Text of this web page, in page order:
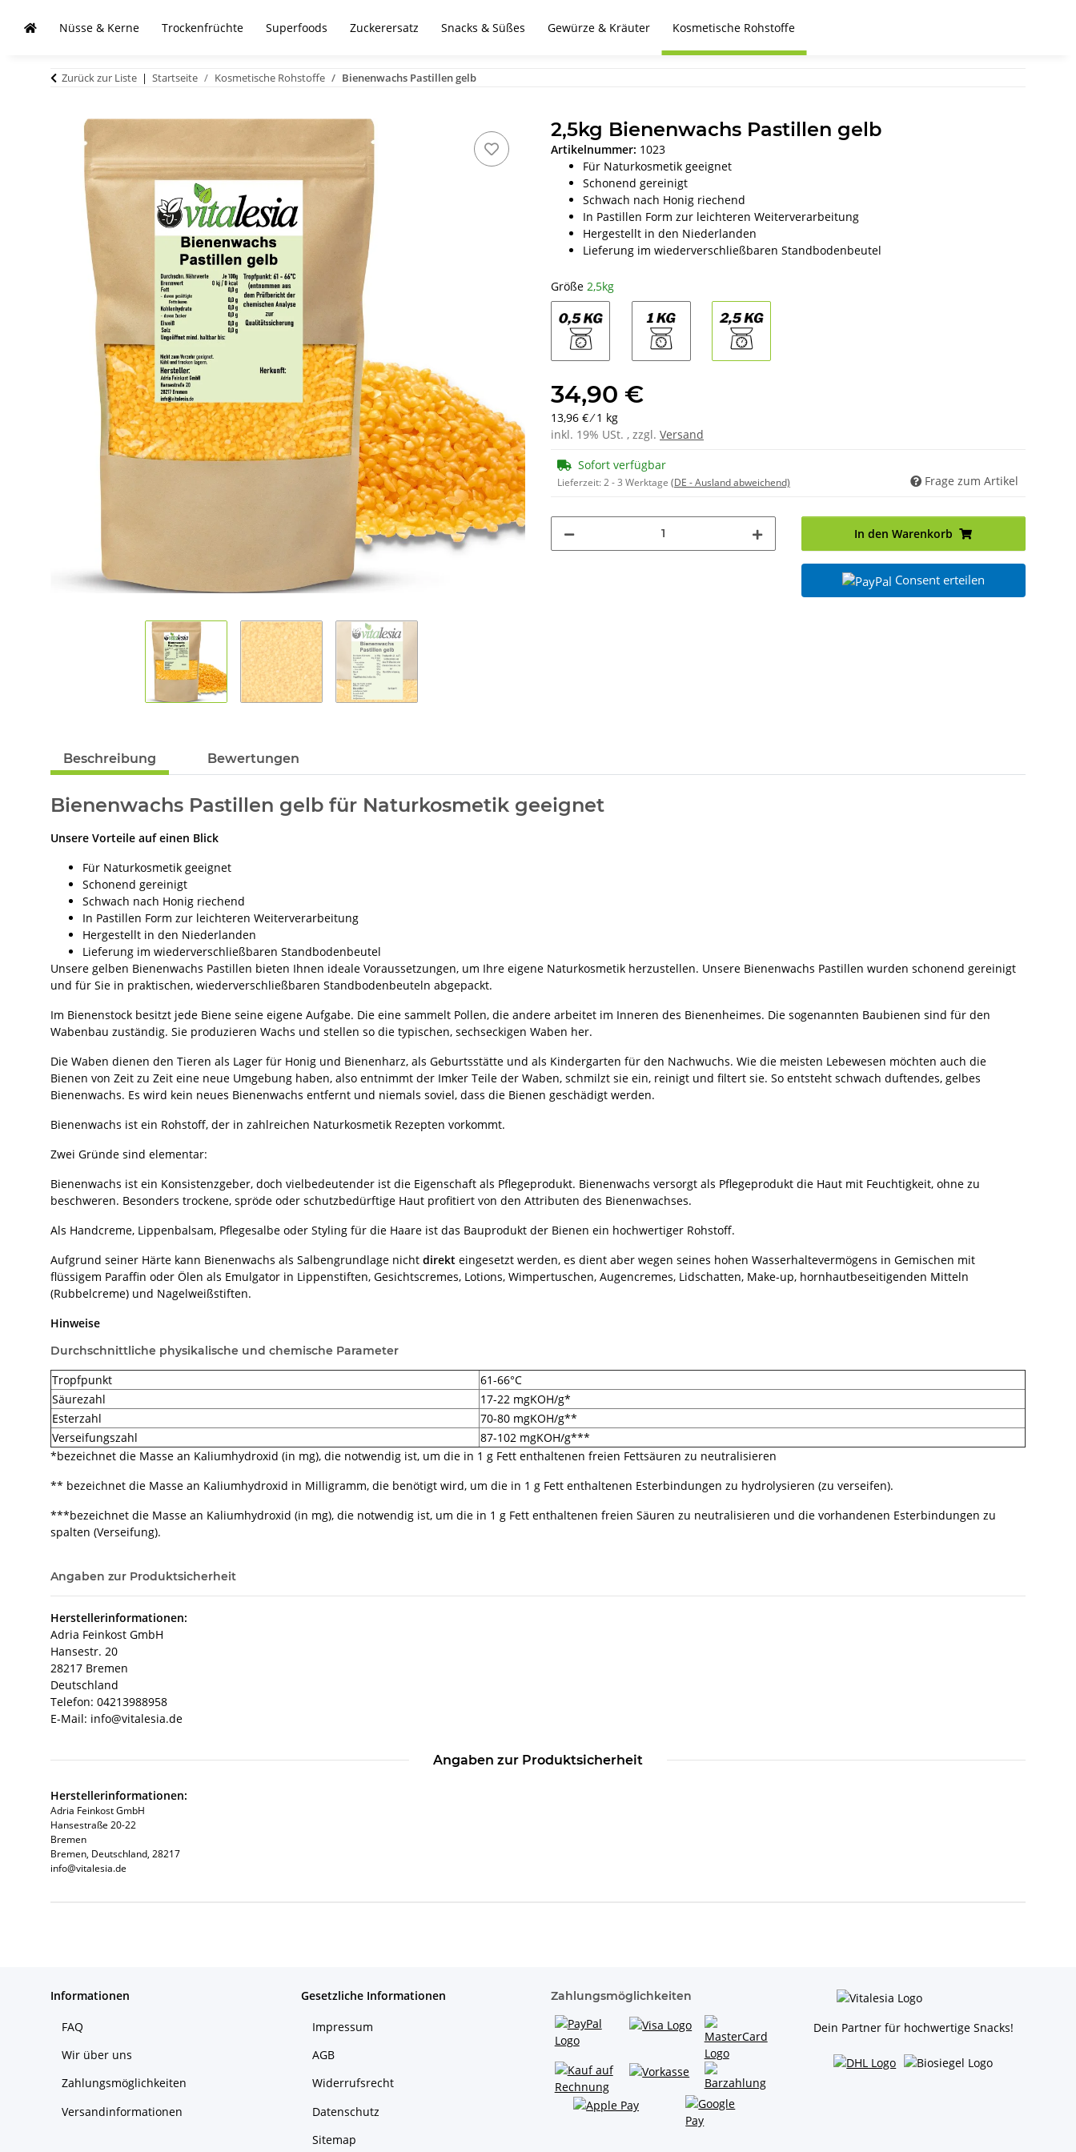
Nüsse & Kerne Trockenfrüchte Superfoods Zuckerersatz Snacks & Süßes Gewürze & Kräuter Kosmetische Rohstoffe
Zurück zur Liste Startseite Kosmetische Rohstoffe Bienenwachs Pastillen gelb
2,5kg Bienenwachs Pastillen gelb
Artikelnummer: 1023
Für Naturkosmetik geeignet
Schonend gereinigt
Schwach nach Honig riechend
In Pastillen Form zur leichteren Weiterverarbeitung
Hergestellt in den Niederlanden
Lieferung im wiederverschließbaren Standbodenbeutel
Größe 2,5kg
34,90 €
13,96 € ⁄ 1 kg
inkl. 19% USt. , zzgl. Versand
Sofort verfügbar
Lieferzeit:2 - 3 Werktage (DE - Ausland abweichend) Frage zum Artikel
In den Warenkorb
Consent erteilen
Beschreibung Bewertungen
Bienenwachs Pastillen gelb für Naturkosmetik geeignet
Unsere Vorteile auf einen Blick
Für Naturkosmetik geeignet
Schonend gereinigt
Schwach nach Honig riechend
In Pastillen Form zur leichteren Weiterverarbeitung
Hergestellt in den Niederlanden
Lieferung im wiederverschließbaren Standbodenbeutel
Unsere gelben Bienenwachs Pastillen bieten Ihnen ideale Voraussetzungen, um Ihre eigene Naturkosmetik herzustellen. Unsere Bienenwachs Pastillen wurden schonend gereinigt
und für Sie in praktischen, wiederverschließbaren Standbodenbeuteln abgepackt.
Im Bienenstock besitzt jede Biene seine eigene Aufgabe. Die eine sammelt Pollen, die andere arbeitet im Inneren des Bienenheimes. Die sogenannten Baubienen sind für den
Wabenbau zuständig. Sie produzieren Wachs und stellen so die typischen, sechseckigen Waben her.
Die Waben dienen den Tieren als Lager für Honig und Bienenharz, als Geburtsstätte und als Kindergarten für den Nachwuchs. Wie die meisten Lebewesen möchten auch die
Bienen von Zeit zu Zeit eine neue Umgebung haben, also entnimmt der Imker Teile der Waben, schmilzt sie ein, reinigt und filtert sie. So entsteht schwach duftendes, gelbes
Bienenwachs. Es wird kein neues Bienenwachs entfernt und niemals soviel, dass die Bienen geschädigt werden.
Bienenwachs ist ein Rohstoff, der in zahlreichen Naturkosmetik Rezepten vorkommt.
Zwei Gründe sind elementar:
Bienenwachs ist ein Konsistenzgeber, doch vielbedeutender ist die Eigenschaft als Pflegeprodukt. Bienenwachs versorgt als Pflegeprodukt die Haut mit Feuchtigkeit, ohne zu
beschweren. Besonders trockene, spröde oder schutzbedürftige Haut profitiert von den Attributen des Bienenwachses.
Als Handcreme, Lippenbalsam, Pflegesalbe oder Styling für die Haare ist das Bauprodukt der Bienen ein hochwertiger Rohstoff.
Aufgrund seiner Härte kann Bienenwachs als Salbengrundlage nicht direkt eingesetzt werden, es dient aber wegen seines hohen Wasserhaltevermögens in Gemischen mit
flüssigem Paraffin oder Ölen als Emulgator in Lippenstiften, Gesichtscremes, Lotions, Wimpertuschen, Augencremes, Lidschatten, Make-up, hornhautbeseitigenden Mitteln
(Rubbelcreme) und Nagelweißstiften.
Hinweise
Durchschnittliche physikalische und chemische Parameter
Tropfpunkt
61-66°C
Säurezahl
17-22 mgKOH/g*
Esterzahl
70-80 mgKOH/g**
Verseifungszahl
87-102 mgKOH/g***
*bezeichnet die Masse an Kaliumhydroxid (in mg), die notwendig ist, um die in 1 g Fett enthaltenen freien Fettsäuren zu neutralisieren
** bezeichnet die Masse an Kaliumhydroxid in Milligramm, die benötigt wird, um die in 1 g Fett enthaltenen Esterbindungen zu hydrolysieren (zu verseifen).
***bezeichnet die Masse an Kaliumhydroxid (in mg), die notwendig ist, um die in 1 g Fett enthaltenen freien Säuren zu neutralisieren und die vorhandenen Esterbindungen zu
spalten (Verseifung).
Angaben zur Produktsicherheit
Herstellerinformationen:
Adria Feinkost GmbH
Hansestr. 20
28217 Bremen
Deutschland
Telefon: 04213988958
E-Mail: info@vitalesia.de
Angaben zur Produktsicherheit
Herstellerinformationen:
Adria Feinkost GmbH
Hansestraße 20-22
Bremen
Bremen, Deutschland, 28217
info@vitalesia.de
Informationen
FAQ
Wir über uns
Zahlungsmöglichkeiten
Versandinformationen
Gesetzliche Informationen
Impressum
AGB
Widerrufsrecht
Datenschutz
Sitemap
Zahlungsmöglichkeiten
Dein Partner für hochwertige Snacks!